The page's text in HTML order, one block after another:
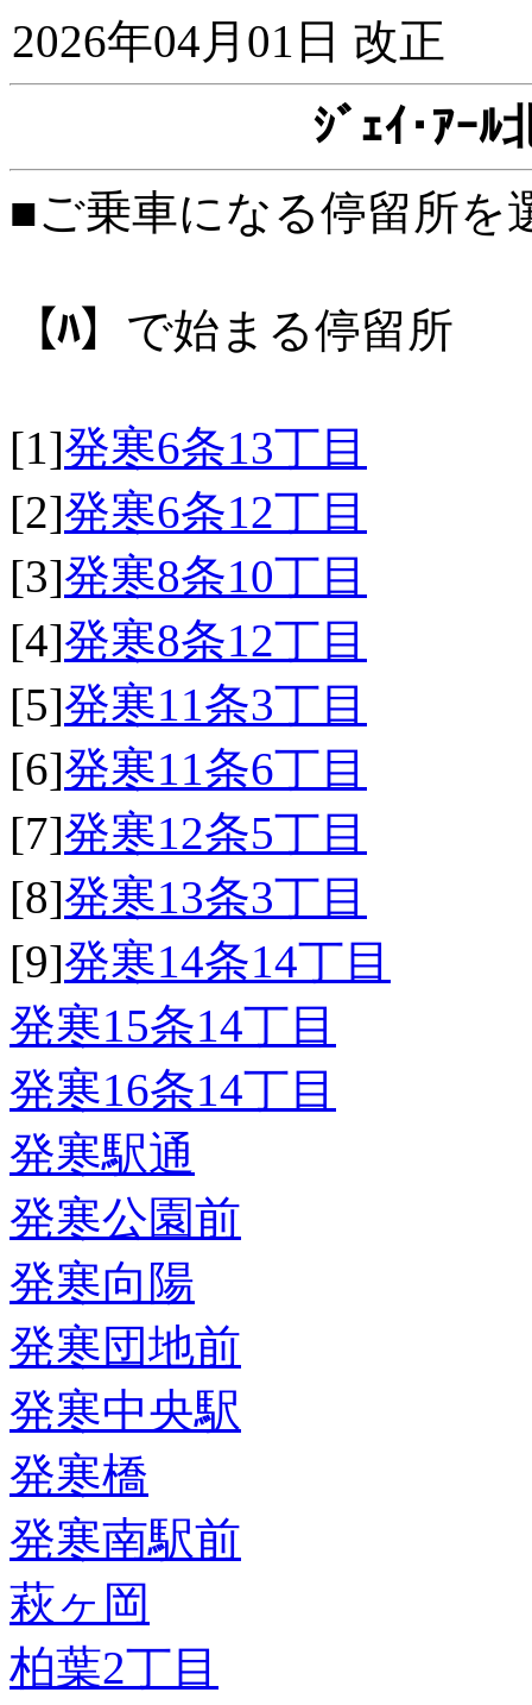
2026年04月01日 改正
ｼﾞｪｲ･ｱｰﾙ
■ご乗車になる停留所を
【ﾊ】 で始まる停留所
[1]発寒6条13丁目
[2]発寒6条12丁目
[3]発寒8条10丁目
[4]発寒8条12丁目
[5]発寒11条3丁目
[6]発寒11条6丁目
[7]発寒12条5丁目
[8]発寒13条3丁目
[9]発寒14条14丁目
発寒15条14丁目
発寒16条14丁目
発寒駅通
発寒公園前
発寒向陽
発寒団地前
発寒中央駅
発寒橋
発寒南駅前
萩ヶ岡
柏葉2丁目